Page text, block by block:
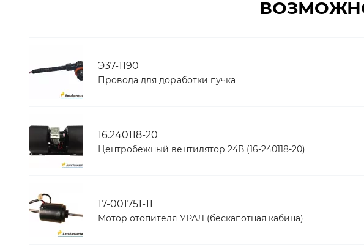
Э37-1190
Провода для доработки пучка
16.240118-20
Центробежный вентилятор 24В (16-240118-20)
17-001751-11
Мотор отопителя УРАЛ (бескапотная кабина)